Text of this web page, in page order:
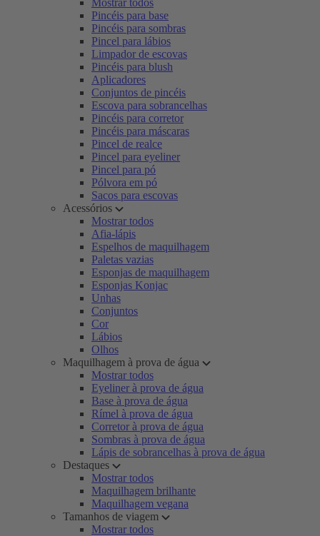
Mostrar todos
Pincéis para base
Pincéis para sombras
Pincel para lábios
Limpador de escovas
Pincéis para blush
Aplicadores
Conjuntos de pincéis
Escova para sobrancelhas
Pincéis para corretor
Pincéis para máscaras
Pincel de realce
Pincel para eyeliner
Pincel para pó
Pólvora em pó
Sacos para escovas
Acessórios
Mostrar todos
Afia-lápis
Espelhos de maquilhagem
Paletas vazias
Esponjas de maquilhagem
Esponjas Konjac
Unhas
Conjuntos
Cor
Lábios
Olhos
Maquilhagem à prova de água
Mostrar todos
Eyeliner à prova de água
Base à prova de água
Rímel à prova de água
Corretor à prova de água
Sombras à prova de água
Lápis de sobrancelhas à prova de água
Destaques
Mostrar todos
Maquilhagem brilhante
Maquilhagem vegana
Tamanhos de viagem
Mostrar todos